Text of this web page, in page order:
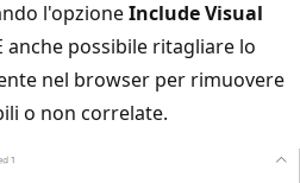
l'opzioneInclude Visual
anche possibile ritagliare lo
nel browser per rimuovere
o non correlate.